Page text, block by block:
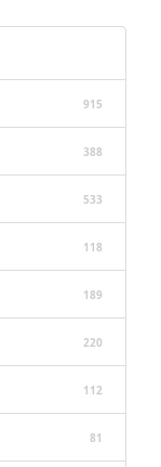
915
388
533
118
189
220
112
81